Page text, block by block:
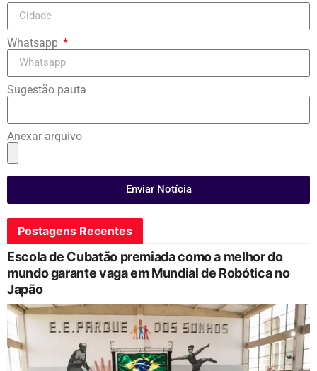
Whatsapp
Sugestão pauta
Anexar arquivo
Enviar Notícia
Postagens Recentes
Escola de Cubatão premiada como a melhor do
mundo garante vaga em Mundial de Robótica no
Japão